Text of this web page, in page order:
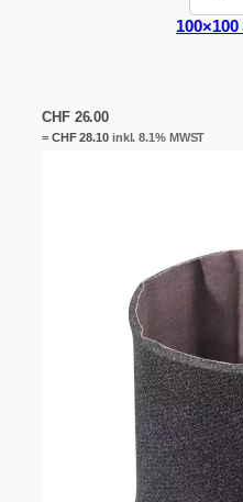
100×100
CHF26.00
= CHF28.10inkl. 8.1% MWST